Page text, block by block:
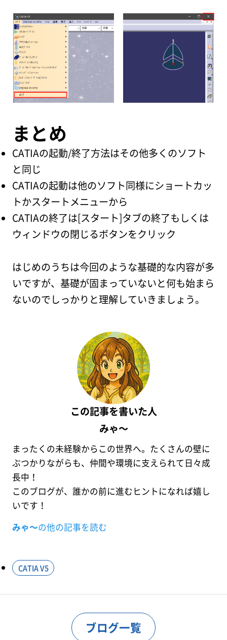
まとめ
CATIAの起動/終了方法はその他多くのソフト
と同じ
CATIAの起動は他のソフト同様にショートカッ
トかスタートメニューから
CATIAの終了は[スタート]タブの終了もしくは
ウィンドウの閉じるボタンをクリック
はじめのうちは今回のような基礎的な内容が多
いですが、基礎が固まっていないと何も始まら
ないのでしっかりと理解していきましょう。
この記事を書いた人
みゃ～
まったくの未経験からこの世界へ。たくさんの壁に
ぶつかりながらも、仲間や環境に支えられて日々成
長中！
このブログが、誰かの前に進むヒントになれば嬉し
いです！
みゃ～の他の記事を読む
CATIA V5
ブログ一覧